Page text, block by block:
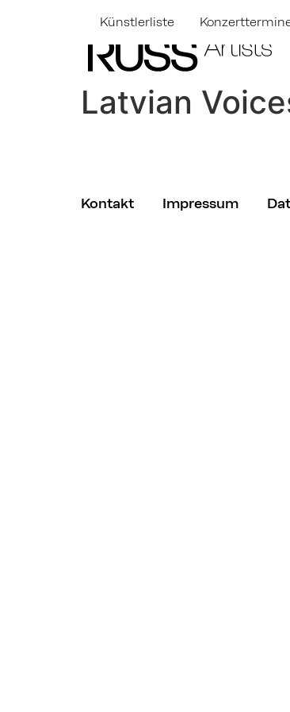
Künstlerliste
Latvian
Kontakt Impressum